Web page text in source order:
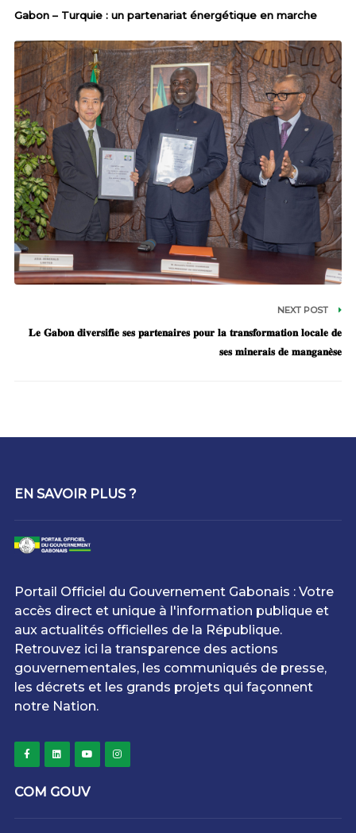
Gabon – Turquie : un partenariat énergétique en marche
NEXT POST
𝐋𝐞 𝐆𝐚𝐛𝐨𝐧 𝐝𝐢𝐯𝐞𝐫𝐬𝐢𝐟𝐢𝐞 𝐬𝐞𝐬 𝐩𝐚𝐫𝐭𝐞𝐧𝐚𝐢𝐫𝐞𝐬 𝐩𝐨𝐮𝐫 𝐥𝐚 𝐭𝐫𝐚𝐧𝐬𝐟𝐨𝐫𝐦𝐚𝐭𝐢𝐨𝐧 𝐥𝐨𝐜𝐚𝐥𝐞 𝐝𝐞
𝐬𝐞𝐬 𝐦𝐢𝐧𝐞𝐫𝐚𝐢𝐬 𝐝𝐞 𝐦𝐚𝐧𝐠𝐚𝐧𝐞̀𝐬𝐞
EN SAVOIR PLUS ?
Portail Officiel du Gouvernement Gabonais : Votre
accès direct et unique à l'information publique et
aux actualités officielles de la République.
Retrouvez ici la transparence des actions
gouvernementales, les communiqués de presse,
les décrets et les grands projets qui façonnent
notre Nation.
COM GOUV